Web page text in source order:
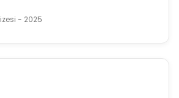
- 2025